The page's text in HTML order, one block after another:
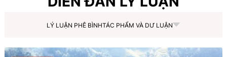
LÝ LUẬN PHÊ BÌNHTÁC PHẨM VÀ DƯ LUẬN